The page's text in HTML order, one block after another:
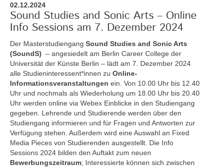
02.12.2024
Sound Studies and Sonic Arts – Online
Info Sessions am 7. Dezember 2024
Der Masterstudiengang Sound Studies and Sonic Arts
(SoundS) – angesiedelt am Berlin Career College der
Universität der Künste Berlin – lädt am 7. Dezember 2024
alle Studieninteressent*innen zu Online-
Informationsveranstaltungen ein. Von 10.00 Uhr bis 12.40
Uhr und nochmals als Wiederholung um 18.00 Uhr bis 20.40
Uhr werden online via Webex Einblicke in den Studiengang
gegeben. Lehrende und Studierende werden über den
Studiengang informieren und für Fragen und Antworten zur
Verfügung stehen. Außerdem wird eine Auswahl an Fixed
Media Pieces von Studierenden ausgestellt. Die Info
Sessions 2024 bilden den Auftakt zum neuen
Bewerbungszeitraum; Interessierte können sich zwischen